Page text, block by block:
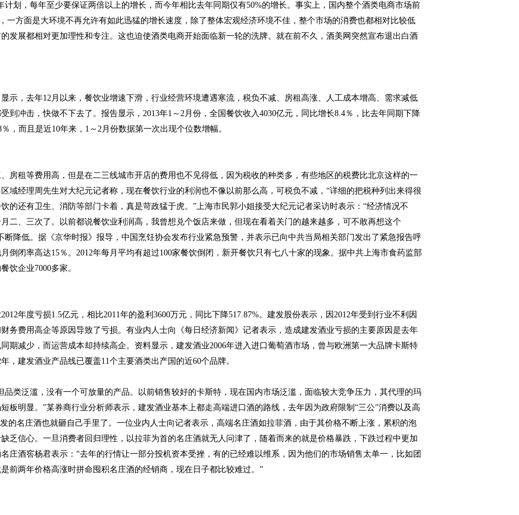
划，每年至少要保证两倍以上的增长，而今年相比去年同期仅有50%的增长。事实上，国内整个酒类电商市场前
一方面是大环境不再允许有如此迅猛的增长速度，除了整体宏观经济环境不佳，整个市场的消费也都相对比较低
发展都相对更加理性和专注。这也迫使酒类电商开始面临新一轮的洗牌。就在前不久，酒美网突然宣布退出白酒
示，去年12月以来，餐饮业增速下滑，行业经营环境遭遇寒流，税负不减、房租高涨、人工成本增高、需求减低
到冲击，快做不下去了。报告显示，2013年1～2月份，全国餐饮收入4030亿元，同比增长8.4％，比去年同期下降
，而且是近10年来，1～2月份数据第一次出现个位数增幅。
房租等费用高，但是在二三线城市开店的费用也不见得低，因为税收的种类多，有些地区的税费比北京这样的一
域经理周先生对大纪元记者称，现在餐饮行业的利润也不像以前那么高，可税负不减，“详细的把税种列出来得很
的还有卫生、消防等部门卡着，真是苛政猛于虎。”上海市民郭小姐接受大纪元记者采访时表示：“经济情况不
二、三次了。以前都说餐饮业利润高，我曾想兑个饭店来做，但现在看着关门的越来越多，可不敢再想这个
断降低。据《京华时报》报导，中国烹饪协会发布行业紧急预警，并表示已向中共当局相关部门发出了紧急报告呼
倒闭率高达15％。2012年每月平均有超过100家餐饮倒闭，新开餐饮只有七八十家的现象。据中共上海市食药监部
饮企业7000多家。
年度亏损1.5亿元，相比2011年的盈利3600万元，同比下降517.87%。建发股份表示，因2012年受到行业不利因
务费用高企等原因导致了亏损。有业内人士向《每日经济新闻》记者表示，造成建发酒业亏损的主要原因是去年
期减少，而运营成本却持续高企。资料显示，建发酒业2006年进入进口葡萄酒市场，曾与欧洲第一大品牌卡斯特
，建发酒业产品线已覆盖11个主要酒类出产国的近60个品牌。
类泛滥，没有一个可放量的产品。以前销售较好的卡斯特，现在国内市场泛滥，面临较大竞争压力，其代理的玛
板明显。”某券商行业分析师表示，建发酒业基本上都走高端进口酒的路线，去年因为政府限制“三公”消费以及高
的名庄酒也就砸自己手里了。一位业内人士向记者表示，高端名庄酒如拉菲酒，由于其价格不断上涨，累积的泡
乏信心。一旦消费者回归理性，以拉菲为首的名庄酒就无人问津了，随着而来的就是价格暴跌，下跌过程中更加
庄酒窖杨君表示：“去年的行情让一部分投机资本受挫，有的已经难以维系，因为他们的市场销售太单一，比如团
前两年价格高涨时拼命囤积名庄酒的经销商，现在日子都比较难过。”